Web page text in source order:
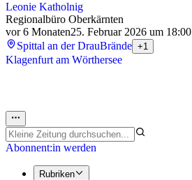
Leonie Katholnig
Regionalbüro Oberkärnten
vor 6 Monaten25. Februar 2026 um 18:00
Spittal an der DrauBrände +1
Klagenfurt am Wörthersee
Abonnent:in werden
Rubriken